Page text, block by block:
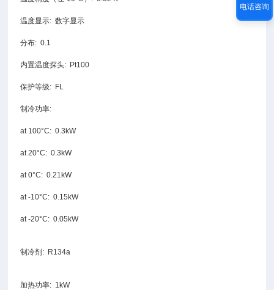
温度显示: 数字显示
分布: 0.1
内置温度探头: Pt100
保护等级: FL
制冷功率:
at 100°C: 0.3kW
at 20°C: 0.3kW
at 0°C: 0.21kW
at -10°C: 0.15kW
at -20°C: 0.05kW
制冷剂: R134a
加热功率: 1kW
电话咨询